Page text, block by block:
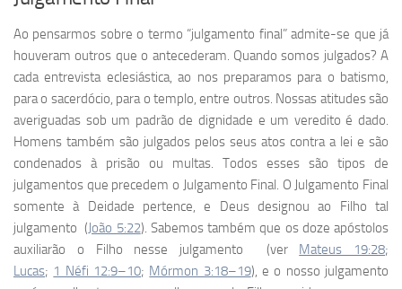
Ao pensarmos sobre o termo “julgamento final” admite-se que já
houveram outros que o antecederam. Quando somos julgados? A
cada entrevista eclesiástica, ao nos preparamos para o batismo,
para o sacerdócio, para o templo, entre outros. Nossas atitudes são
averiguadas sob um padrão de dignidade e um veredito é dado.
Homens também são julgados pelos seus atos contra a lei e são
condenados à prisão ou multas. Todos esses são tipos de
julgamentos que precedem o Julgamento Final. O Julgamento Final
somente à Deidade pertence, e Deus designou ao Filho tal
julgamento (João 5:22). Sabemos também que os doze apóstolos
auxiliarão o Filho nesse julgamento (ver Mateus 19:28;
Lucas; 1 Néfi 12:9–10; Mórmon 3:18–19), e o nosso julgamento